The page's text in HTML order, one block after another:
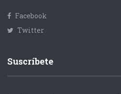
Facebook
Twitter
Suscríbete